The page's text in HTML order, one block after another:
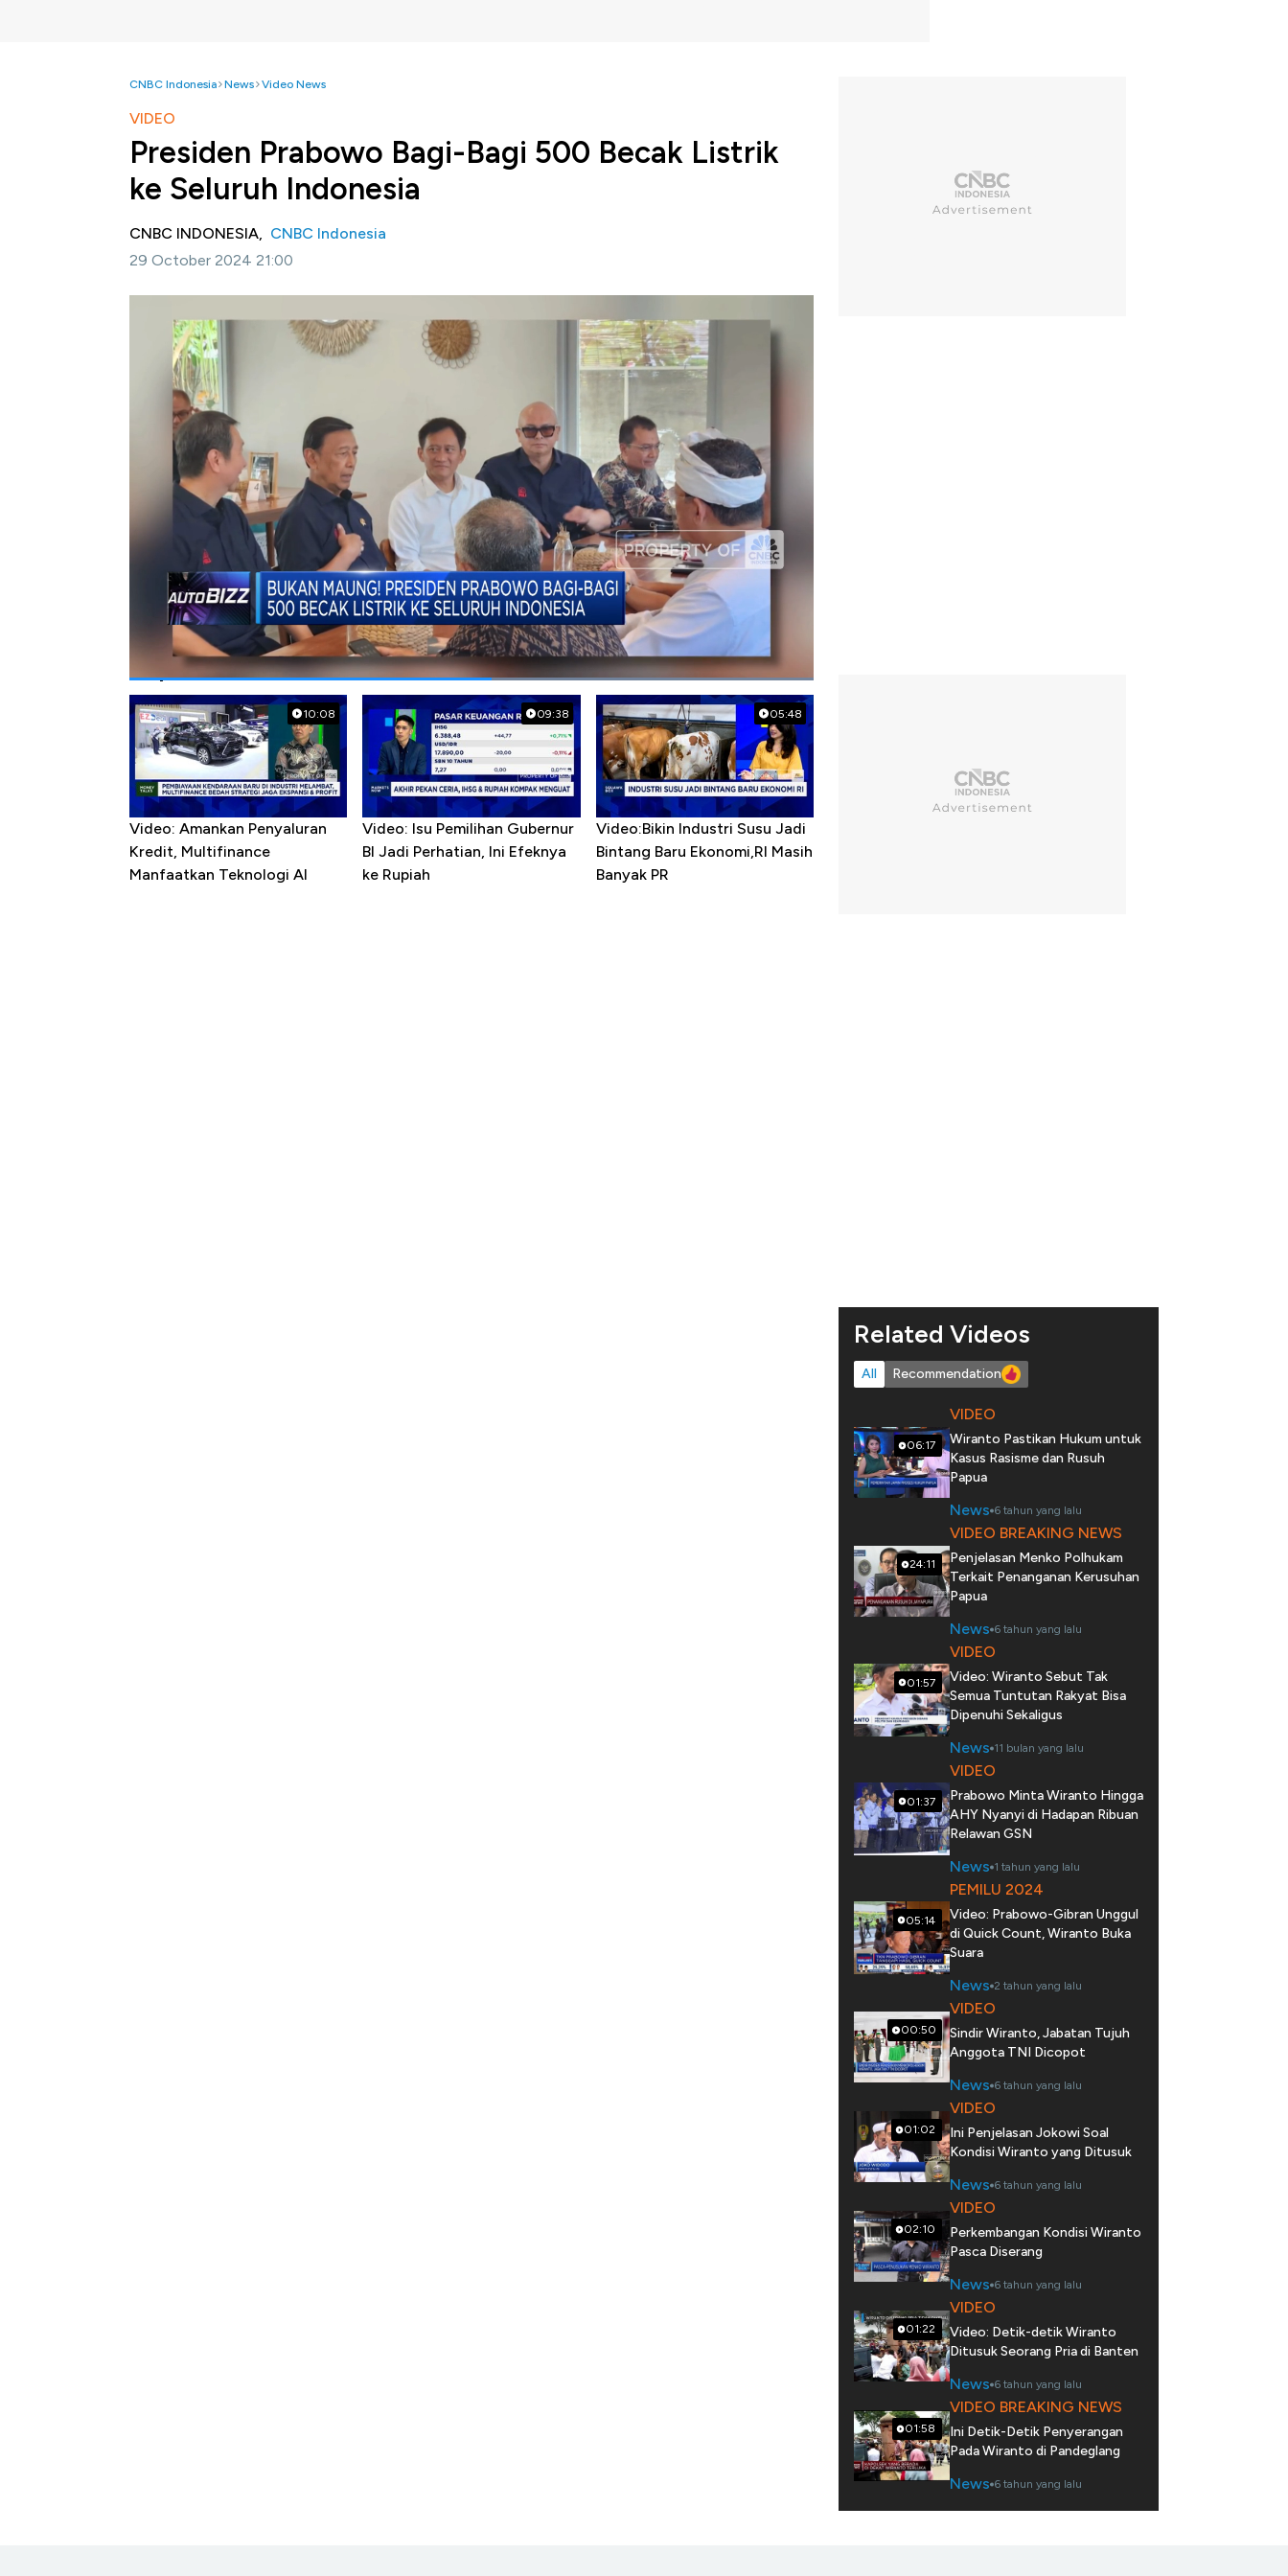
CNBC Indonesia News Video News
VIDEO
Presiden Prabowo Bagi-Bagi 500 Becak Listrik
ke Seluruh Indonesia
CNBC INDONESIA, CNBC Indonesia
29 October 2024 21:00
menyatakan, ratusan becak listrik akan dibagikan secara bertahap di seluruh Indonesia. Hal ini sesuai
dengan instruksi Presiden RI Prabowo Subianto.
Selengkapnya dalam program Autobizz CNBC Indonesia, Selasa (29/10/2024).
Bagikan:
#becak listrik #wiranto #kendaraan listrik
Popular Videos
10:08
Video: Amankan Penyaluran
Kredit, Multifinance
Manfaatkan Teknologi AI
09:38
Video: Isu Pemilihan Gubernur
BI Jadi Perhatian, Ini Efeknya
ke Rupiah
05:48
Video:Bikin Industri Susu Jadi
Bintang Baru Ekonomi,RI Masih
Banyak PR
Related Videos
All Recommendation
06:17
VIDEO
Wiranto Pastikan Hukum untuk
Kasus Rasisme dan Rusuh
Papua
News 6 tahun yang lalu
24:11
VIDEO BREAKING NEWS
Penjelasan Menko Polhukam
Terkait Penanganan Kerusuhan
Papua
News 6 tahun yang lalu
01:57
VIDEO
Video: Wiranto Sebut Tak
Semua Tuntutan Rakyat Bisa
Dipenuhi Sekaligus
News 11 bulan yang lalu
01:37
VIDEO
Prabowo Minta Wiranto Hingga
AHY Nyanyi di Hadapan Ribuan
Relawan GSN
News 1 tahun yang lalu
05:14
PEMILU 2024
Video: Prabowo-Gibran Unggul
di Quick Count, Wiranto Buka
Suara
News 2 tahun yang lalu
00:50
VIDEO
Sindir Wiranto, Jabatan Tujuh
Anggota TNI Dicopot
News 6 tahun yang lalu
01:02
VIDEO
Ini Penjelasan Jokowi Soal
Kondisi Wiranto yang Ditusuk
News 6 tahun yang lalu
02:10
VIDEO
Perkembangan Kondisi Wiranto
Pasca Diserang
News 6 tahun yang lalu
01:22
VIDEO
Video: Detik-detik Wiranto
Ditusuk Seorang Pria di Banten
News 6 tahun yang lalu
01:58
VIDEO BREAKING NEWS
Ini Detik-Detik Penyerangan
Pada Wiranto di Pandeglang
News 6 tahun yang lalu